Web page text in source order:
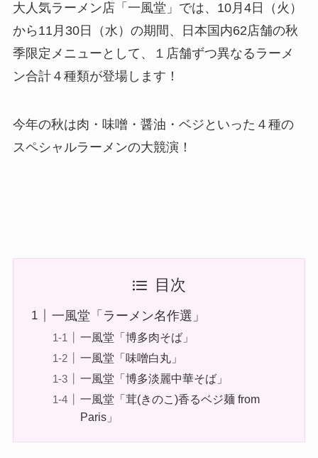
大人気ラーメン店「一風堂」では、10月4日（火）
から11月30日（水）の期間、日本国内62店舗の秋
季限定メニューとして、１店舗ずつ異なるラーメ
ン合計４種類が登場します！
今年の秋は肉・味噌・醤油・ベジといった４種の
スペシャルラーメンの大競演！
目次
一風堂「ラーメン名作選」
一風堂「博多肉そば」
一風堂「味噌白丸」
一風堂「博多淡麗中華そば」
一風堂「茸(きのこ)香るベジ麺 from
Paris」